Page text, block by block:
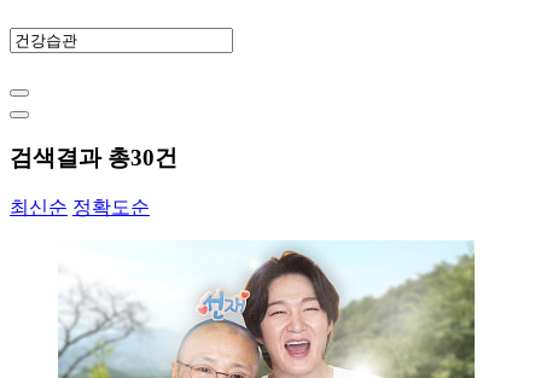
검색결과 총30건
최신순 정확도순